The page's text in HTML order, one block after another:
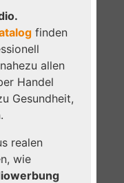
finden
allen
Handel
Gesundheit,
realen
wie